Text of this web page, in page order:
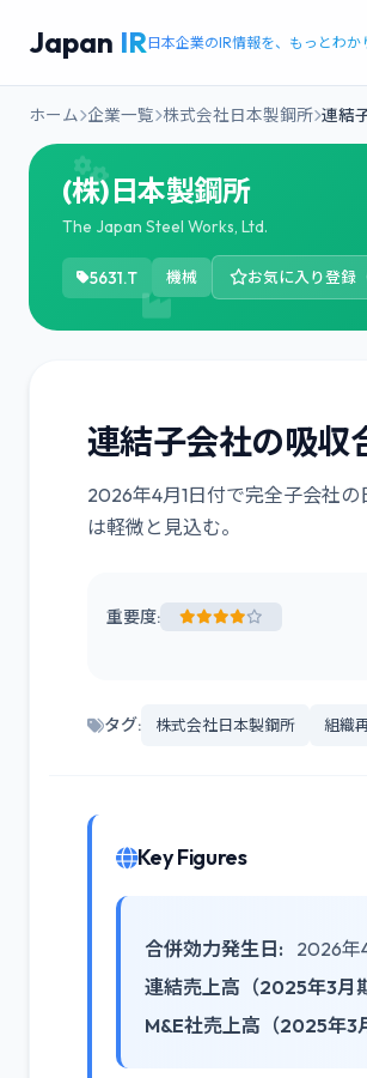
Japan IR日本企業のIR情報を、もっとわか
ホーム 企業一覧 株式会社日本製鋼所 連結
(株)日本製鋼所
The Japan Steel Works, Ltd.
5631.T 機械 お気に入り登録
連結子会社の吸収
2026年4月1日付で完全子会社
は軽微と見込む。
重要度:
タグ: 株式会社日本製鋼所 組織
Key Figures
合併効力発生日:
2026年
連結売上高（2025年3月
M&E社売上高（2025年3